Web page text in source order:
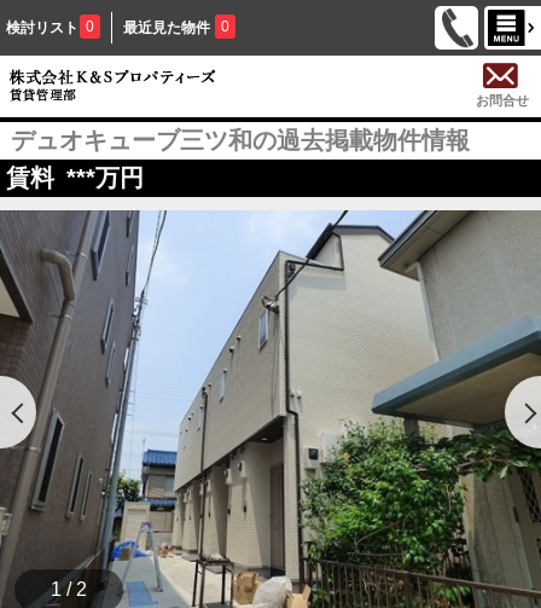
検討リスト 0 最近見た物件 0
お問合せ
デュオキューブ三ツ和の過去掲載物件情報
賃料 ***万円
1 / 2